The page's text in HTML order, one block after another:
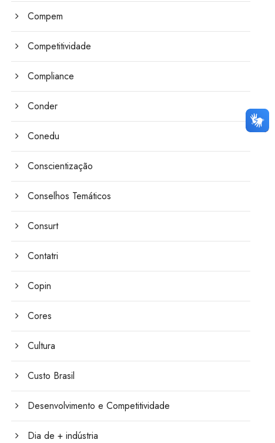
Compem
Competitividade
Compliance
Conder
Conedu
Conscientização
Conselhos Temáticos
Consurt
Contatri
Copin
Cores
Cultura
Custo Brasil
Desenvolvimento e Competitividade
Dia de + indústria